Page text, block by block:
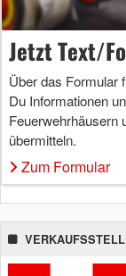
Jetzt Text/
Über das Formular
Du Informationen
Feuerwehrhäusern
übermitteln.
Zum Formular